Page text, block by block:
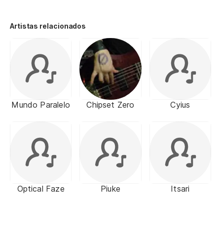
Artistas relacionados
Mundo Paralelo Chipset Zero Cyius
Optical Faze Piuke Itsari